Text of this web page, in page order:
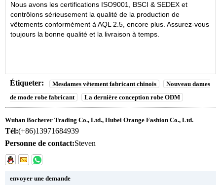
Nous avons les certifications ISO9001, BSCI & SEDEX et
contrôlons sérieusement la qualité de la production de
vêtements conformément à AQL 2.5, encore plus. Assurez-vous
toujours la bonne qualité et la livraison à temps.
Étiqueter: Mesdames vêtement fabricant chinois
Nouveau dames
de mode robe fabricant
La dernière conception robe ODM
Wuhan Bocherer Trading Co., Ltd., Hubei Orange Fashion Co., Ltd.
Tél:(+86)13971684939
Personne de contact:Steven
envoyer une demande